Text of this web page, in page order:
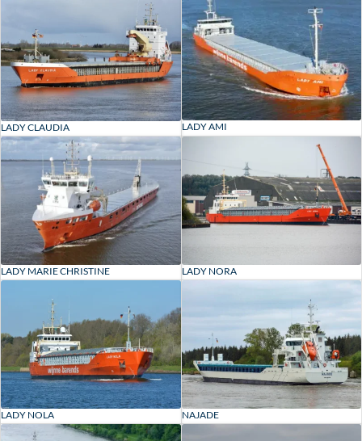
LADY CLAUDIA LADY AMI
LADY MARIE CHRISTINE LADY NORA
LADY NOLA NAJADE